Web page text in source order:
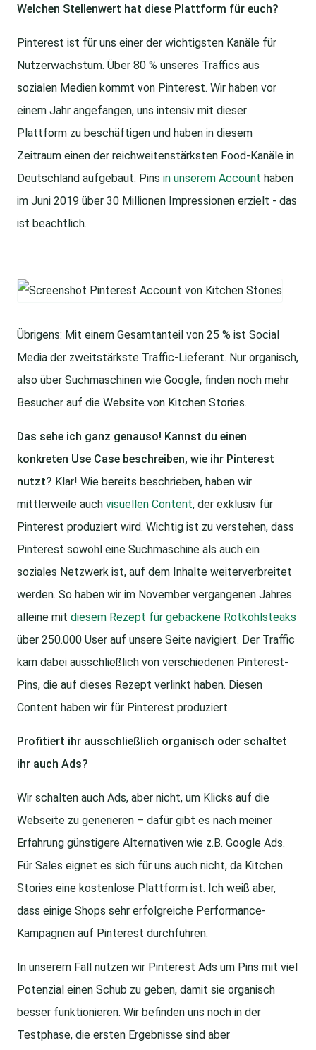
Welchen Stellenwert hat diese Plattform für euch?
Pinterest ist für uns einer der wichtigsten Kanäle für
Nutzerwachstum. Über 80 % unseres Traffics aus
sozialen Medien kommt von Pinterest. Wir haben vor
einem Jahr angefangen, uns intensiv mit dieser
Plattform zu beschäftigen und haben in diesem
Zeitraum einen der reichweitenstärksten Food-Kanäle in
Deutschland aufgebaut. Pins in unserem Account haben
im Juni 2019 über 30 Millionen Impressionen erzielt - das
ist beachtlich.
Übrigens: Mit einem Gesamtanteil von 25 % ist Social
Media der zweitstärkste Traffic-Lieferant. Nur organisch,
also über Suchmaschinen wie Google, finden noch mehr
Besucher auf die Website von Kitchen Stories.
Das sehe ich ganz genauso! Kannst du einen
konkreten Use Case beschreiben, wie ihr Pinterest
nutzt? Klar! Wie bereits beschrieben, haben wir
mittlerweile auch visuellen Content, der exklusiv für
Pinterest produziert wird. Wichtig ist zu verstehen, dass
Pinterest sowohl eine Suchmaschine als auch ein
soziales Netzwerk ist, auf dem Inhalte weiterverbreitet
werden. So haben wir im November vergangenen Jahres
alleine mit diesem Rezept für gebackene Rotkohlsteaks
über 250.000 User auf unsere Seite navigiert. Der Traffic
kam dabei ausschließlich von verschiedenen Pinterest-
Pins, die auf dieses Rezept verlinkt haben. Diesen
Content haben wir für Pinterest produziert.
Profitiert ihr ausschließlich organisch oder schaltet
ihr auch Ads?
Wir schalten auch Ads, aber nicht, um Klicks auf die
Webseite zu generieren – dafür gibt es nach meiner
Erfahrung günstigere Alternativen wie z.B. Google Ads.
Für Sales eignet es sich für uns auch nicht, da Kitchen
Stories eine kostenlose Plattform ist. Ich weiß aber,
dass einige Shops sehr erfolgreiche Performance-
Kampagnen auf Pinterest durchführen.
In unserem Fall nutzen wir Pinterest Ads um Pins mit viel
Potenzial einen Schub zu geben, damit sie organisch
besser funktionieren. Wir befinden uns noch in der
Testphase, die ersten Ergebnisse sind aber